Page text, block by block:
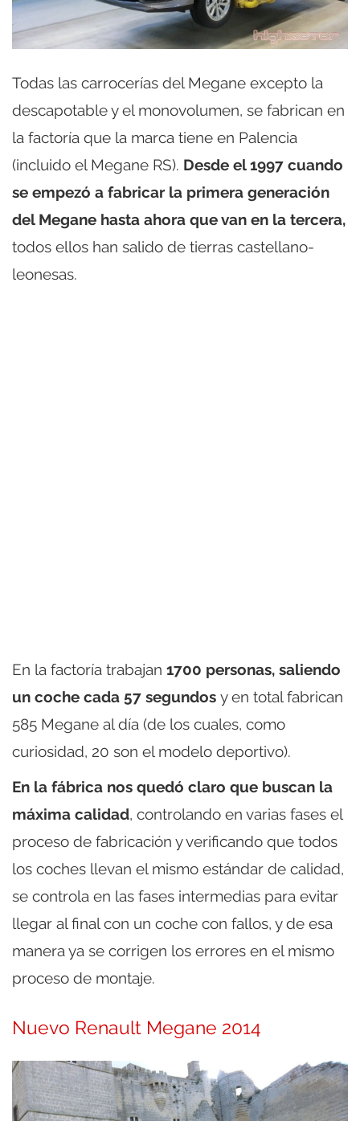
Todas las carrocerías del Megane excepto la
descapotable y el monovolumen, se fabrican en
la factoría que la marca tiene en Palencia
(incluido el Megane RS). Desde el 1997 cuando
se empezó a fabricar la primera generación
del Megane hasta ahora que van en la tercera,
todos ellos han salido de tierras castellano-
leonesas.
En la factoría trabajan 1700 personas, saliendo
un coche cada 57 segundos y en total fabrican
585 Megane al día (de los cuales, como
curiosidad, 20 son el modelo deportivo).
En la fábrica nos quedó claro que buscan la
máxima calidad, controlando en varias fases el
proceso de fabricación y verificando que todos
los coches llevan el mismo estándar de calidad,
se controla en las fases intermedias para evitar
llegar al final con un coche con fallos, y de esa
manera ya se corrigen los errores en el mismo
proceso de montaje.
Nuevo Renault Megane 2014